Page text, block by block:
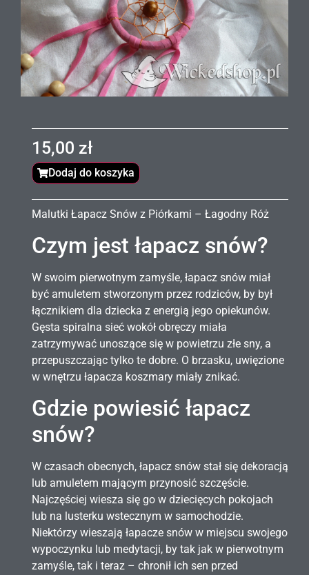
15,00 zł
Dodaj do koszyka
Malutki Łapacz Snów z Piórkami – Łagodny Róż
Czym jest łapacz snów?
W swoim pierwotnym zamyśle, łapacz snów miał
być amuletem stworzonym przez rodziców, by był
łącznikiem dla dziecka z energią jego opiekunów.
Gęsta spiralna sieć wokół obręczy miała
zatrzymywać unoszące się w powietrzu złe sny, a
przepuszczając tylko te dobre. O brzasku, uwięzione
w wnętrzu łapacza koszmary miały znikać.
Gdzie powiesić łapacz
snów?
W czasach obecnych, łapacz snów stał się dekoracją
lub amuletem mającym przynosić szczęście.
Najczęściej wiesza się go w dziecięcych pokojach
lub na lusterku wstecznym w samochodzie.
Niektórzy wieszają łapacze snów w miejscu swojego
wypoczynku lub medytacji, by tak jak w pierwotnym
zamyśle, tak i teraz – chronił ich sen przed